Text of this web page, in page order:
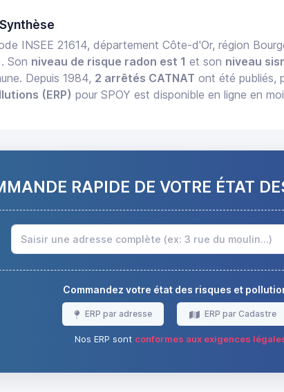
INSEE 21614, département Côte-d'Or, région
Son niveau de risque radon est 1 et son niveau
Depuis 1984, 2 arrêtés CATNAT ont été publiés,
(ERP) pour SPOY est disponible en ligne en
RAPIDE DE VOTRE ÉTAT
Commandez votre état des risques et
ERP par adresse ERP par Cadastre
Nos ERP sont conformes aux exigences